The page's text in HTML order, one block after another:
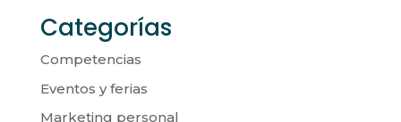
Categorías
Competencias
Eventos y ferias
Marketing personal